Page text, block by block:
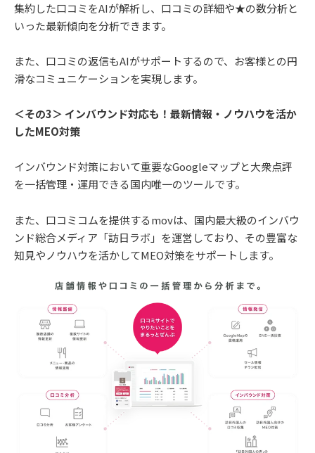
集約した口コミをAIが解析し、口コミの詳細や★の数分析と
いった最新傾向を分析できます。
また、口コミの返信もAIがサポートするので、お客様との円
滑なコミュニケーションを実現します。
＜その3＞ インバウンド対応も！最新情報・ノウハウを活か
したMEO対策
インバウンド対策において重要なGoogleマップと大衆点評
を一括管理・運用できる国内唯一のツールです。
また、口コミコムを提供するmovは、国内最大級のインバウ
ンド総合メディア「訪日ラボ」を運営しており、その豊富な
知見やノウハウを活かしてMEO対策をサポートします。